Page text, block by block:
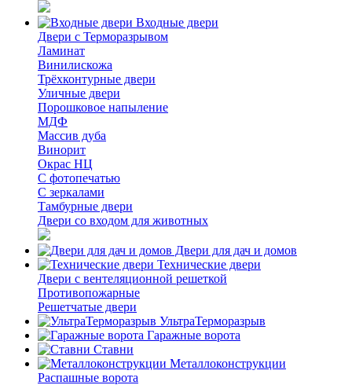
Входные двери
Двери с Терморазрывом
Ламинат
Винилискожа
Трёхконтурные двери
Уличные двери
Порошковое напыление
МДФ
Массив дуба
Винорит
Окрас НЦ
С фотопечатью
С зеркалами
Тамбурные двери
Двери со входом для животных
Двери для дач и домов
Технические двери
Двери с вентеляционной решеткой
Противопожарные
Решетчатые двери
УльтраТерморазрыв
Гаражные ворота
Ставни
Металлоконструкции
Распашные ворота